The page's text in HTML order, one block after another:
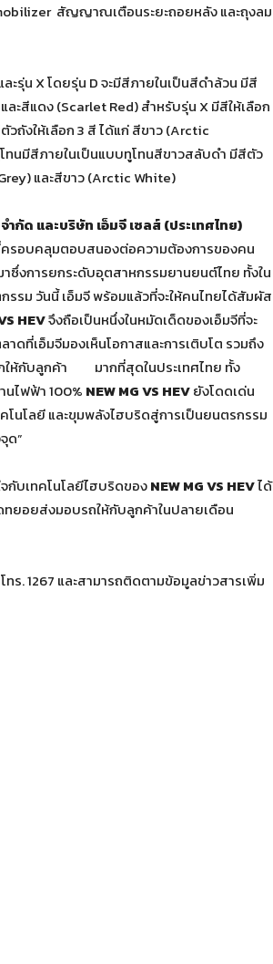
สัญญาณเตือนระยะถอยหลัง และถุงลม
ะรุ่น X โดยรุ่น D จะมีสีภายในเป็นสีดำล้วน มีสี
ะสีแดง (Scarlet Red) สำหรับรุ่น X มีสีให้เลือก
วถังให้เลือก 3 สี ได้แก่ สีขาว (Arctic
ทนมีสีภายในเป็นแบบทูโทนสีขาวสลับดำ มีสีตัว
และสีขาว (Arctic White)
ำกัด และบริษัท เอ็มจี เซลส์ (ประเทศไทย)
รอบคลุมตอบสนองต่อความต้องการของคน
ซึ่งการยกระดับอุตสาหกรรมยานยนต์ไทย ทั้งใน
รม วันนี้ เอ็มจี พร้อมแล้วที่จะให้คนไทยได้สัมผัส
HEVจึงถือเป็นหนึ่งในหมัดเด็ดของเอ็มจีที่จะ
ดที่เอ็มจีมองเห็นโอกาสและการเติบโต รวมถึง
กให้กับลูกค้า มากที่สุดในประเทศไทย ทั้ง
ไฟฟ้า 100% NEW MG VS HEVยังโดดเด่น
โนโลยี และขุมพลังไฮบริดสู่การเป็นยนตรกรรม
ด”
กับเทคโนโลยีไฮบริดของNEW MG VS HEVได้
ทยอยส่งมอบรถให้กับลูกค้าในปลายเดือน
ร. 1267 และสามารถติดตามข้อมูลข่าวสารเพิ่ม